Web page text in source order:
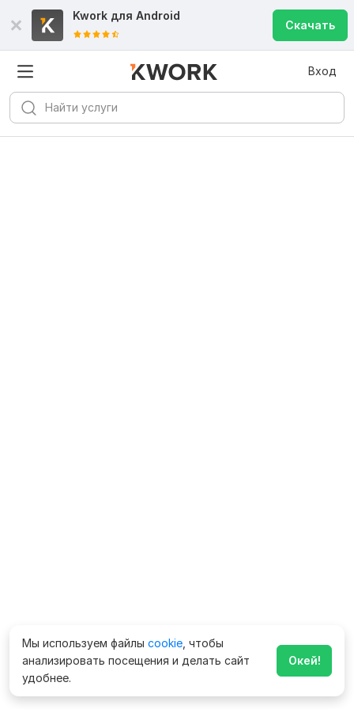
Kwork для Android
Скачать
Вход
Мы используем файлы cookie , чтобы
анализировать посещения и делать сайт
удобнее.
Окей!